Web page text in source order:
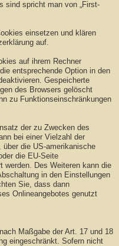
sind spricht man von „First-
einsetzen und klären
auf.
auf ihrem Rechner
entsprechende Option in den
Gespeicherte
des Browsers gelöscht
zu Funktionseinschränkungen
der zu Zwecken des
bei einer Vielzahl der
die US-amerikanische
die EU-Seite
werden. Des Weiteren kann die
in den Einstellungen
Sie, dass dann
Onlineangebotes genutzt
Maßgabe der Art. 17 und 18
eingeschränkt. Sofern nicht